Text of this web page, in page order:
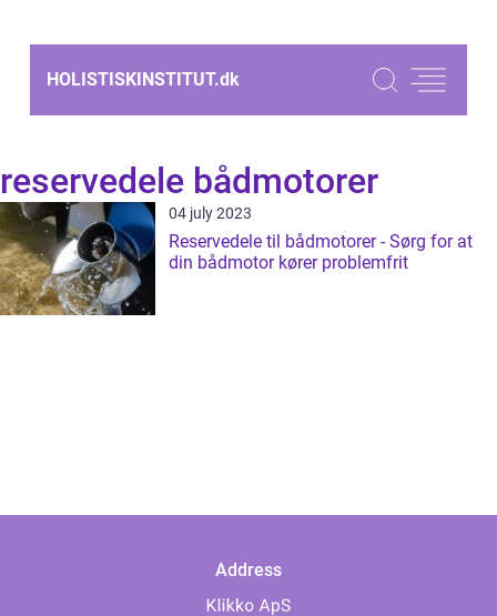
HOLISTISKINSTITUT.dk
reservedele bådmotorer
04 july 2023
Reservedele til bådmotorer - Sørg for at
din bådmotor kører problemfrit
Address